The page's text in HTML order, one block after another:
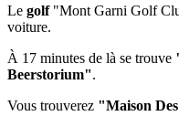
Le golf"Mont Garni Golf
voiture.
À 17 minutes de là se trouve
Beerstorium".
Vous trouverez "Maison